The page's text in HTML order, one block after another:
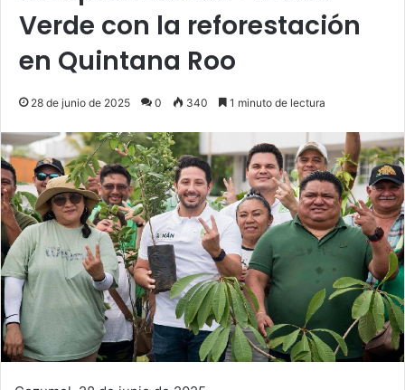
Verde con la reforestación
en Quintana Roo
28 de junio de 2025 0 340 1 minuto de lectura